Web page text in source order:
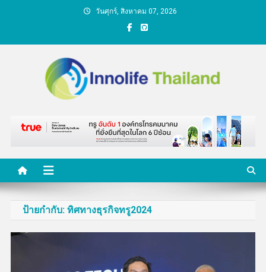
วันศุกร์, สิงหาคม 07, 2026
คนกับความคิด ชีวิตกับ
นวัตกรรม
ป้ายกำกับ: ทิศทางธุรกิจทรู2024